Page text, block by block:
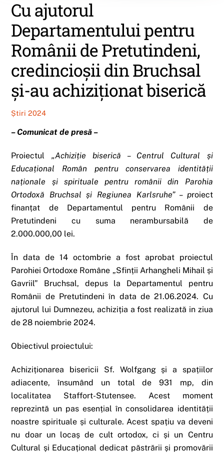
Cu ajutorul
Departamentului pentru
Românii de Pretutindeni,
credincioșii din Bruchsal
și-au achiziționat biserică
Știri 2024
– Comunicat de presă –
Proiectul „Achiziție biserică – Centrul Cultural și
Educațional Român pentru conservarea identității
naționale și spirituale pentru românii din Parohia
Ortodoxă Bruchsal și Regiunea Karlsruhe” – proiect
finanțat de Departamentul pentru Românii de
Pretutindeni cu suma nerambursabilă de
2.000.000,00 lei.
În data de 14 octombrie a fost aprobat proiectul
Parohiei Ortodoxe Române „Sfinții Arhangheli Mihail și
Gavriil” Bruchsal, depus la Departamentul pentru
Românii de Pretutindeni în data de 21.06.2024. Cu
ajutorul lui Dumnezeu, achiziția a fost realizată in ziua
de 28 noiembrie 2024.
Obiectivul proiectului:
Achiziționarea bisericii Sf. Wolfgang și a spațiilor
adiacente, însumând un total de 931 mp, din
localitatea Staffort-Stutensee. Acest moment
reprezintă un pas esențial în consolidarea identității
noastre spirituale și culturale. Acest spațiu va deveni
nu doar un locaș de cult ortodox, ci și un Centru
Cultural și Educațional dedicat păstrării și promovării